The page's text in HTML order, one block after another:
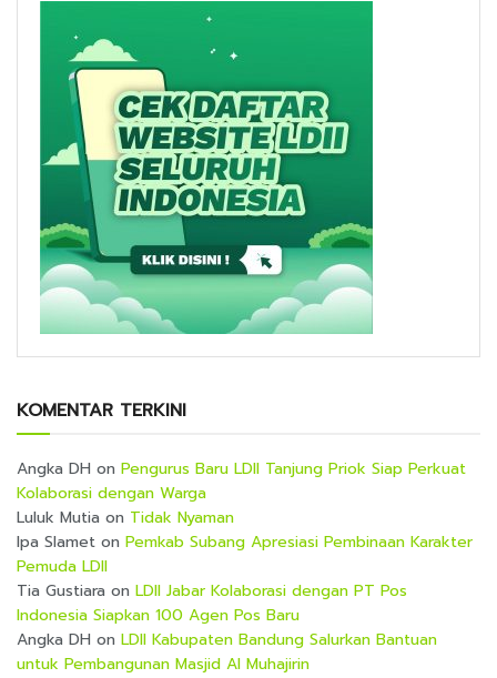
KOMENTAR TERKINI
Angka DH on Pengurus Baru LDII Tanjung Priok Siap Perkuat
Kolaborasi dengan Warga
Luluk Mutia on Tidak Nyaman
Ipa Slamet on Pemkab Subang Apresiasi Pembinaan Karakter
Pemuda LDII
Tia Gustiara on LDII Jabar Kolaborasi dengan PT Pos
Indonesia Siapkan 100 Agen Pos Baru
Angka DH on LDII Kabupaten Bandung Salurkan Bantuan
untuk Pembangunan Masjid Al Muhajirin